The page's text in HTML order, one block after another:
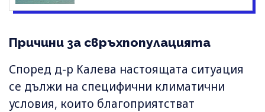
Причини за свръхпопулацията
Според д-р Калева настоящата ситуация
се дължи на специфични климатични
условия, които благоприятстват